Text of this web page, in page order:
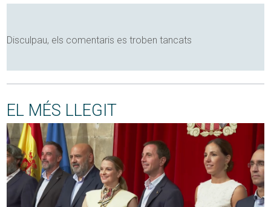
Disculpau, els comentaris es troben tancats
EL MÉS LLEGIT